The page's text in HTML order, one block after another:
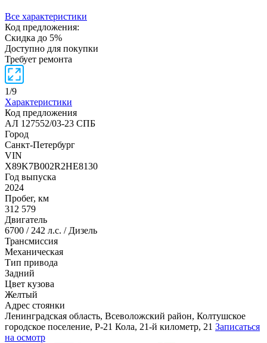
Все характеристики
Код предложения:
Скидка до 5%
Доступно для покупки
Требует ремонта
1/9
Характеристики
Код предложения
АЛ 127552/03-23 СПБ
Город
Санкт-Петербург
VIN
X89K7B002R2HE8130
Год выпуска
2024
Пробег, км
312 579
Двигатель
6700 / 242 л.с. / Дизель
Трансмиссия
Механическая
Тип привода
Задний
Цвет кузова
Желтый
Адрес стоянки
Ленинградская область, Всеволожский район, Колтушское
городское поселение, Р-21 Кола, 21-й километр, 21 Записаться
на осмотр